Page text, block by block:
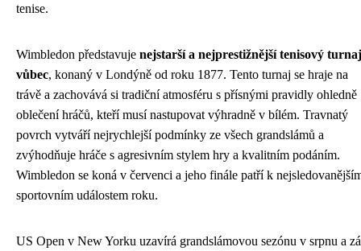
tenise.
Wimbledon představuje nejstarší a nejprestižnější tenisový turnaj
vůbec, konaný v Londýně od roku 1877. Tento turnaj se hraje na
trávě a zachovává si tradiční atmosféru s přísnými pravidly ohledně
oblečení hráčů, kteří musí nastupovat výhradně v bílém. Travnatý
povrch vytváří nejrychlejší podmínky ze všech grandslámů a
zvýhodňuje hráče s agresivním stylem hry a kvalitním podáním.
Wimbledon se koná v červenci a jeho finále patří k
sportovním událostem roku.
US Open v New Yorku uzavírá grandslámovou sezónu v srpnu a